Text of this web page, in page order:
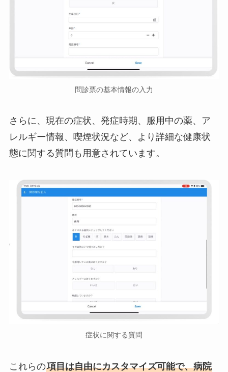
問診票の基本情報の入力
さらに、現在の症状、発症時期、服用中の薬、ア
レルギー情報、喫煙状況など、より詳細な健康状
態に関する質問も用意されています。
症状に関する質問
これらの項目は自由にカスタマイズ可能で、病院